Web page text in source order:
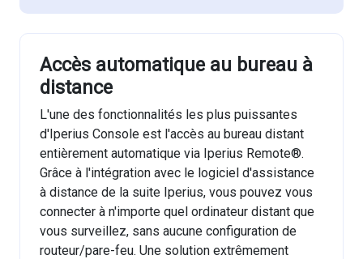
Accès automatique au bureau à
distance
L'une des fonctionnalités les plus puissantes
d'Iperius Console est l'accès au bureau distant
entièrement automatique via Iperius Remote®.
Grâce à l'intégration avec le logiciel d'assistance
à distance de la suite Iperius, vous pouvez vous
connecter à n'importe quel ordinateur distant que
vous surveillez, sans aucune configuration de
routeur/pare-feu. Une solution extrêmement